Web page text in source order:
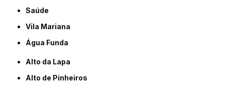
Saúde
Vila Mariana
Água Funda
Alto da Lapa
Alto de Pinheiros